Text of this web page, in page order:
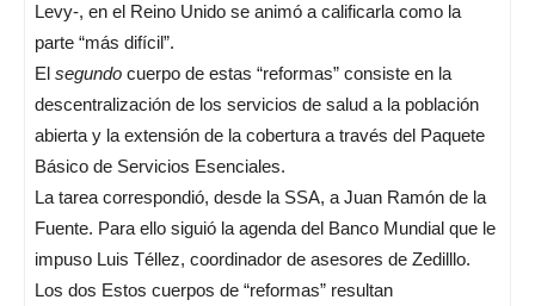
Levy-, en el Reino Unido se animó a calificarla como la
parte “más difícil”.
El segundo cuerpo de estas “reformas” consiste en la
descentralización de los servicios de salud a la población
abierta y la extensión de la cobertura a través del Paquete
Básico de Servicios Esenciales.
La tarea correspondió, desde la SSA, a Juan Ramón de la
Fuente. Para ello siguió la agenda del Banco Mundial que le
impuso Luis Téllez, coordinador de asesores de Zedilllo.
Los dos Estos cuerpos de “reformas” resultan